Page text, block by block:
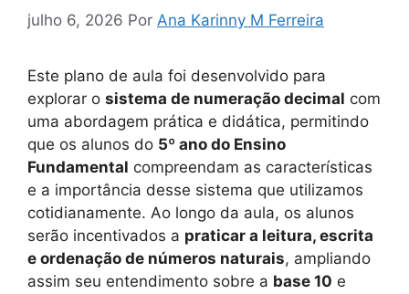
julho 6, 2026 Por Ana Karinny M Ferreira
Este plano de aula foi desenvolvido para
explorar o sistema de numeração decimal com
uma abordagem prática e didática, permitindo
que os alunos do 5º ano do Ensino
Fundamental compreendam as características
e a importância desse sistema que utilizamos
cotidianamente. Ao longo da aula, os alunos
serão incentivados a praticar a leitura, escrita
e ordenação de números naturais, ampliando
assim seu entendimento sobre a base 10 e